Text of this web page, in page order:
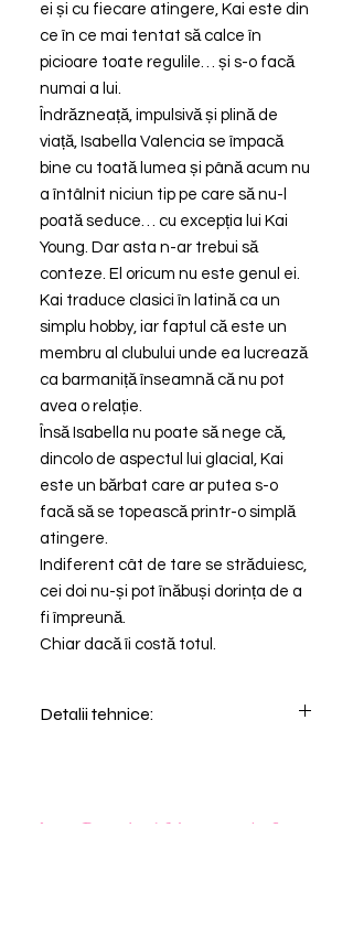
ei și cu fiecare atingere, Kai este din
ce în ce mai tentat să calce în
picioare toate regulile… și s-o facă
numai a lui.
Îndrăzneață, impulsivă și plină de
viață, Isabella Valencia se împacă
bine cu toată lumea și până acum nu
a întâlnit niciun tip pe care să nu-l
poată seduce… cu excepția lui Kai
Young. Dar asta n-ar trebui să
conteze. El oricum nu este genul ei.
Kai traduce clasici în latină ca un
simplu hobby, iar faptul că este un
membru al clubului unde ea lucrează
ca barmaniță înseamnă că nu pot
avea o relație.
Însă Isabella nu poate să nege că,
dincolo de aspectul lui glacial, Kai
este un bărbat care ar putea s-o
facă să se topească printr-o simplă
atingere.
Indiferent cât de tare se străduiesc,
cei doi nu-și pot înăbuși dorința de a
fi împreună.
Chiar dacă îi costă totul.
Detalii tehnice:
Nr. Pagini: 448
Anya Boooks / Magazin de Cărți